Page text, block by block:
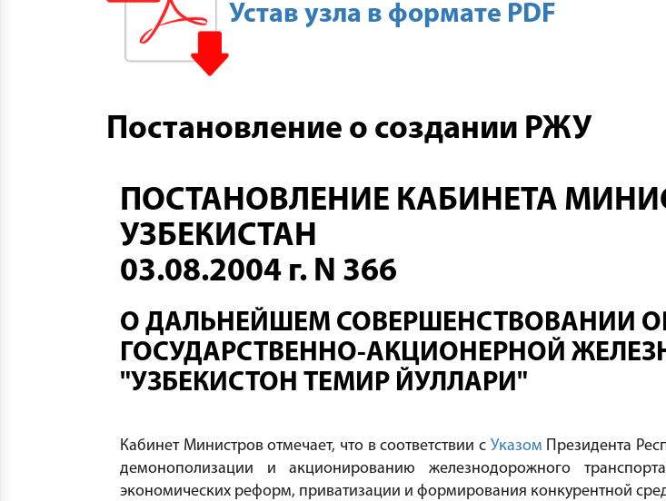
Устав узла в формате PDF
Постановление о создании РЖУ
ПОСТАНОВЛЕНИЕ КАБИНЕТА
УЗБЕКИСТАН
03.08.2004 г. N 366
О ДАЛЬНЕЙШЕМ СОВЕРШЕНСТВОВАНИИ
ГОСУДАРСТВЕННО-АКЦИОНЕРНОЙ
"УЗБЕКИСТОН ТЕМИР ЙУЛЛАРИ"
Кабинет Министров отмечает, что в соответствии с Указом Президента
демонополизации и акционированию железнодорожного
экономических реформ, приватизации и формирования конкурентной